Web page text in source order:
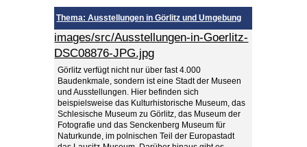
Thema: Ausstellungen in Görlitz und Umgebung
images/src/Ausstellungen-in-Goerlitz-
DSC08876-JPG.jpg
Görlitz verfügt nicht nur über fast 4.000
Baudenkmale, sondern ist eine Stadt der Museen
und Ausstellungen. Hier befinden sich
beispielsweise das Kulturhistorische Museum, das
Schlesische Museum zu Görlitz, das Museum der
Fotografie und das Senckenberg Museum für
Naturkunde, im polnischen Teil der Europastadt